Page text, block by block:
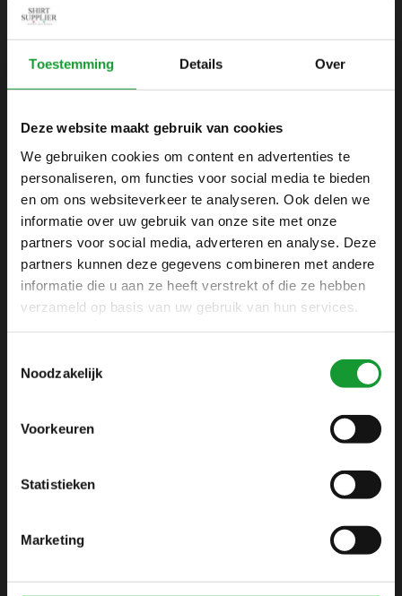
Toestemming Details Over
Deze website maakt gebruik van cookies
We gebruiken cookies om content en advertenties te
personaliseren, om functies voor social media te bieden
en om ons websiteverkeer te analyseren. Ook delen we
informatie over uw gebruik van onze site met onze
partners voor social media, adverteren en analyse. Deze
partners kunnen deze gegevens combineren met andere
informatie die u aan ze heeft verstrekt of die ze hebben
verzameld op basis van uw gebruik van hun services.
Noodzakelijk
Voorkeuren
Statistieken
Marketing
SHIRTSUPPLIER.NL
Webshop voor mannen
Zijlijnstraat 24
1433 DC
+31 6 42 52 32 80
+31 6 42 52 32 80
Disclaimer